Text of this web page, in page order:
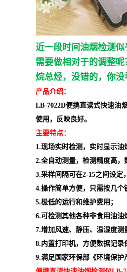
近一段时间油烟检测
需要做相对于的调整呢
烷总烃，没错的，你
产品介绍：
LB-7022D便携直读式快速油
使用，反映良好。
主要特点：
1.现场实时检测，实时显示油
2.全自动测量，检测精度高，
3.采样间隔可在2-15之间设
4.操作简单方便，只需按几个
5.极低的运行和维护费用 ；
6.可检测其他各种非食用油油
7.增加风速、静压、温湿度测
8.内置打印机，方便数据记录
9.满足国家环保部《环境保护